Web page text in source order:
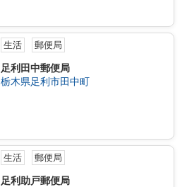
生活 郵便局
足利田中郵便局
栃木県足利市田中町
生活 郵便局
足利助戸郵便局